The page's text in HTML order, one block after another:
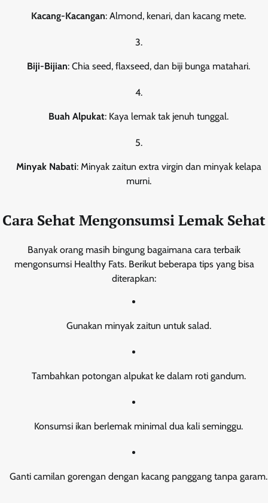
Kacang-Kacangan: Almond, kenari, dan kacang mete.
Biji-Bijian: Chia seed, flaxseed, dan biji bunga matahari.
Buah Alpukat: Kaya lemak tak jenuh tunggal.
Minyak Nabati: Minyak zaitun extra virgin dan minyak kelapa
murni.
Cara Sehat Mengonsumsi Lemak Sehat
Banyak orang masih bingung bagaimana cara terbaik
mengonsumsi Healthy Fats. Berikut beberapa tips yang bisa
diterapkan:
Gunakan minyak zaitun untuk salad.
Tambahkan potongan alpukat ke dalam roti gandum.
Konsumsi ikan berlemak minimal dua kali seminggu.
Ganti camilan gorengan dengan kacang panggang tanpa garam.